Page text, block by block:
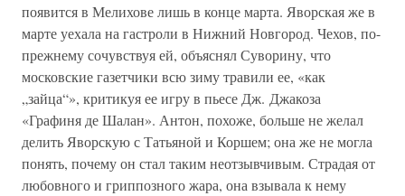
появится в Мелихове лишь в конце марта. Яворская же в
марте уехала на гастроли в Нижний Новгород. Чехов, по-
прежнему сочувствуя ей, объяснял Суворину, что
московские газетчики всю зиму травили ее, «как
„зайца“», критикуя ее игру в пьесе Дж. Джакоза
«Графиня де Шалан». Антон, похоже, больше не желал
делить Яворскую с Татьяной и Коршем; она же не могла
понять, почему он стал таким неотзывчивым. Страдая от
любовного и гриппозного жара, она взывала к нему